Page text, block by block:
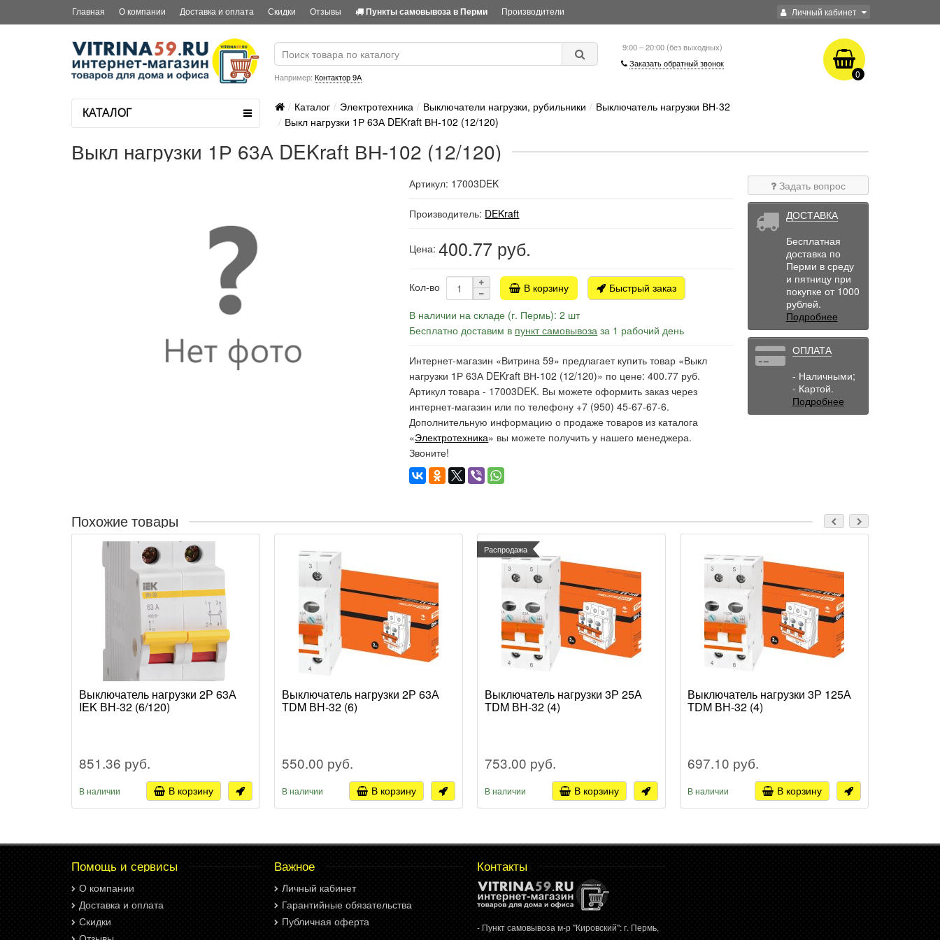
Личный кабинет
Главная О компании Доставка и оплата Скидки Отзывы Пункты самовывоза в Перми Производители
Например: Контактор 9А
9:00 – 20:00 (без выходных)
Заказать обратный звонок
0
КАТАЛОГ Каталог Электротехника Выключатели нагрузки, рубильники
Выключатель нагрузки ВН-32
Выкл нагрузки 1Р 63А DEKraft ВН-102 (12/120)
Выкл нагрузки 1Р 63А DEKraft ВН-102 (12/120)
Артикул: 17003DEK
Производитель: DEKraft
Цена: 400.77 руб.
Кол-во В корзину
Быстрый заказ
В наличии на складе (г. Пермь): 2 шт
Бесплатно доставим в пункт самовывоза за 1 рабочий день
Интернет-магазин «Витрина 59» предлагает купить товар «Выкл
нагрузки 1Р 63А DEKraft ВН-102 (12/120)» по цене: 400.77 руб.
Артикул товара - 17003DEK. Вы можете оформить заказ через
интернет-магазин или по телефону +7 (950) 45-67-67-6.
Дополнительную информацию о продаже товаров из каталога
«Электротехника» вы можете получить у нашего менеджера.
Звоните!
Задать вопрос
ДОСТАВКА
Бесплатная
доставка по
Перми в среду
и пятницу при
покупке от 1000
рублей.
Подробнее
ОПЛАТА
- Наличными;
- Картой.
Подробнее
Похожие товары
Выключатель нагрузки 2Р 63А
IEK ВН-32 (6/120)
851.36 руб.
В наличии В корзину
Выключатель нагрузки 2Р 63А
TDM ВН-32 (6)
550.00 руб.
В наличии В корзину
Распродажа
Выключатель нагрузки 3Р 25А
TDM ВН-32 (4)
753.00 руб.
В наличии В корзину
Выключатель нагрузки 3Р 125А
TDM ВН-32 (4)
697.10 руб.
В наличии В корзину
Помощь и сервисы
О компании
Доставка и оплата
Скидки
Важное
Личный кабинет
Гарантийные обязательства
Публичная оферта
Контакты
- Пункт самовывоза м-р "Кировский": г. Пермь,